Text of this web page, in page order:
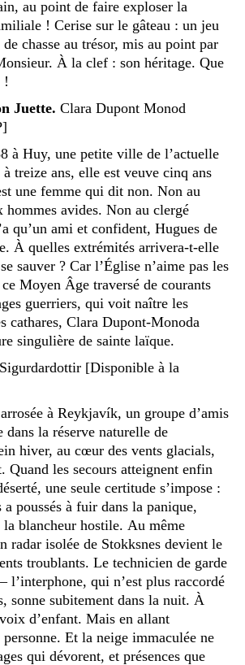
au point de faire exploser la
! Cerise sur le gâteau : un jeu
chasse au trésor, mis au point par
À la clef : son héritage. Que
!
Juette. Clara Dupont Monod
à Huy, une petite ville de l’actuelle
treize ans, elle est veuve cinq ans
une femme qui dit non. Non au
hommes avides. Non au clergé
qu’un ami et confident, Hugues de
À quelles extrémités arrivera-t-elle
sauver ? Car l’Église n’aime pas les
Moyen Âge traversé de courants
guerriers, qui voit naître les
cathares, Clara Dupont-Monoda
singulière de sainte laïque.
[Disponible à la
à Reykjavík, un groupe d’amis
dans la réserve naturelle de
hiver, au cœur des vents glacials,
Quand les secours atteignent enfin
une seule certitude s’impose :
a poussés à fuir dans la panique,
la blancheur hostile. Au même
radar isolée de Stokksnes devient le
troublants. Le technicien de garde
l’interphone, qui n’est plus raccordé
sonne subitement dans la nuit. À
d’enfant. Mais en allant
Et la neige immaculée ne
qui dévorent, et présences que